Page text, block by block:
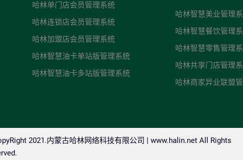
哈林单门店会员管理系统
哈林连锁店会员管理系统
哈林加盟店会员管理系统
哈林智慧油卡单站版管理系统
哈林智慧油卡多站版管理系统
哈林智慧美业管理
哈林智慧餐饮管理
哈林智慧零售管理
哈林共享门店管理
哈林商家异业联盟
2021.内蒙古哈林网络科技有限公司 | www.halin.net All Rights